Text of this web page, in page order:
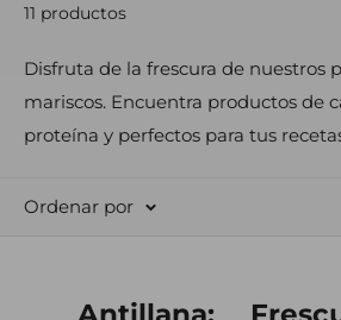
11 productos
Disfruta de la frescura de nuestros
mariscos. Encuentra productos de
proteína y perfectos para tus
Ordenar por